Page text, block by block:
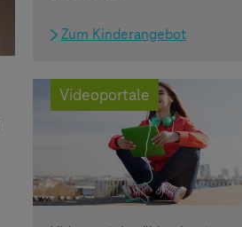
Zum Kinderangebot
Videoportale